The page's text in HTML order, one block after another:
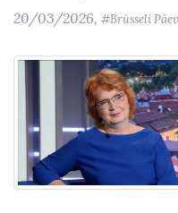
20/03/2026, #Brüsseli